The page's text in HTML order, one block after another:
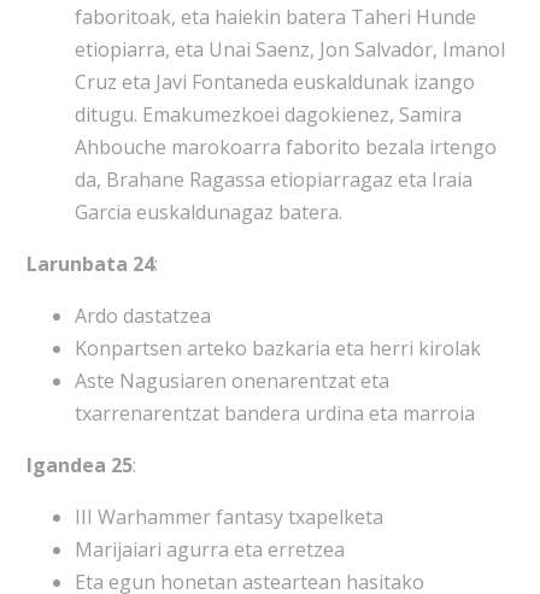
faboritoak, eta haiekin batera Taheri Hunde
etiopiarra, eta Unai Saenz, Jon Salvador, Imanol
Cruz eta Javi Fontaneda euskaldunak izango
ditugu. Emakumezkoei dagokienez, Samira
Ahbouche marokoarra faborito bezala irtengo
da, Brahane Ragassa etiopiarragaz eta Iraia
Garcia euskaldunagaz batera.
Larunbata 24:
Ardo dastatzea
Konpartsen arteko bazkaria eta herri kirolak
Aste Nagusiaren onenarentzat eta
txarrenarentzat bandera urdina eta marroia
Igandea 25:
III Warhammer fantasy txapelketa
Marijaiari agurra eta erretzea
Eta egun honetan asteartean hasitako